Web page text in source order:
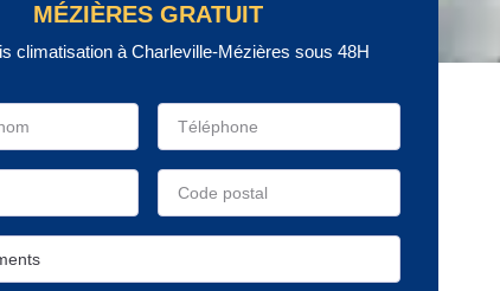
MÉZIÈRES GRATUIT
climatisation à Charleville-Mézières sous 48H